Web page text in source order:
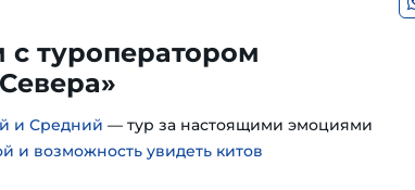
с туроператором
и Средний — тур за настоящими эмоциями
и возможность увидеть китов